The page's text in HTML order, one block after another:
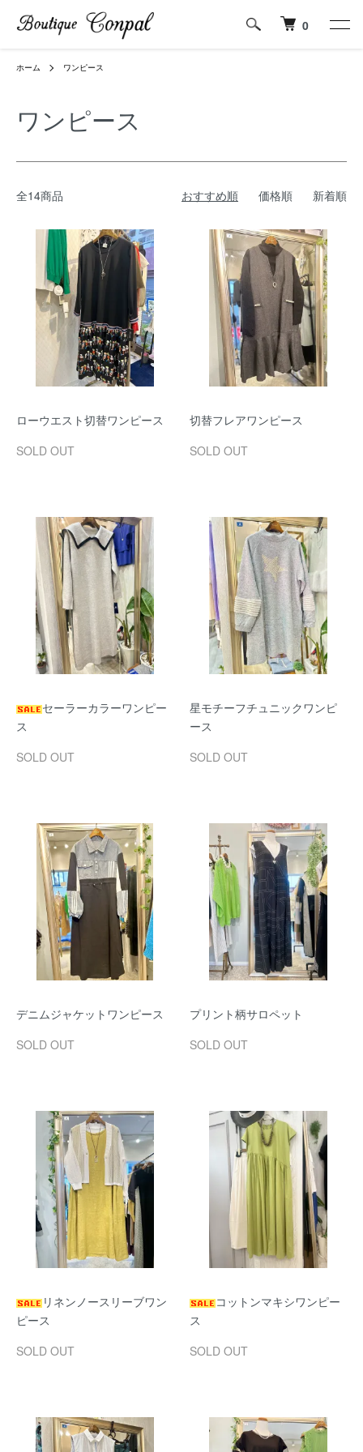
0
ホーム ワンピース
ワンピース
全14商品 おすすめ順 価格順 新着順
ローウエスト切替ワンピース
SOLD OUT
切替フレアワンピース
SOLD OUT
セーラーカラーワンピー
ス
SOLD OUT
星モチーフチュニックワンピ
ース
SOLD OUT
デニムジャケットワンピース
SOLD OUT
プリント柄サロペット
SOLD OUT
リネンノースリーブワン
ピース
SOLD OUT
コットンマキシワンピー
ス
SOLD OUT